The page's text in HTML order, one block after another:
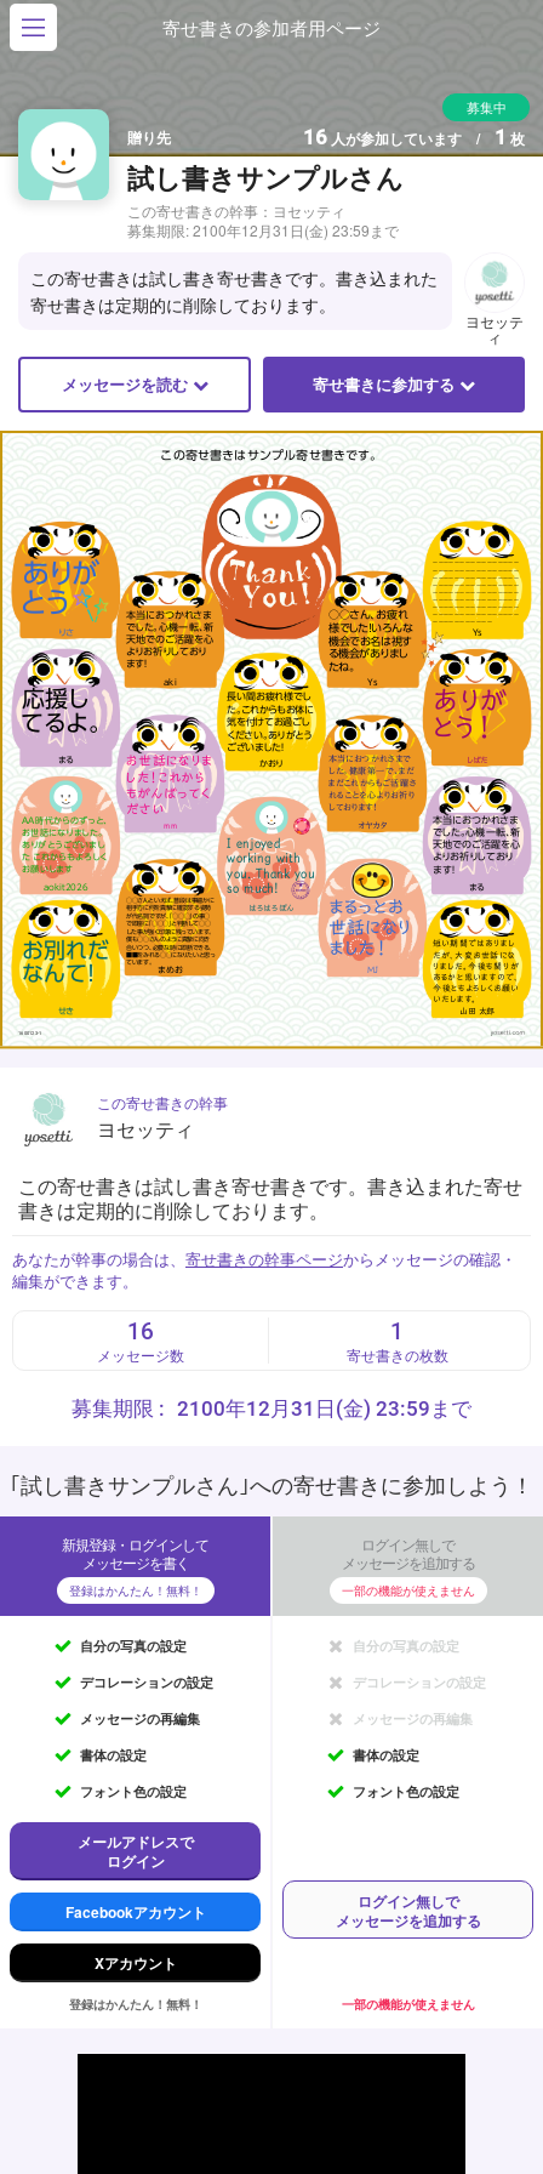
寄せ書きの参加者用ページ
募集中
贈り先
試し書きサンプルさん
この寄せ書きの幹事：ヨセッティ
募集期限:2100年12月31日(金) 23:59まで
16 人が参加しています / 1 枚
この寄せ書きは試し書き寄せ書きです。書き込まれた
寄せ書きは定期的に削除しております。
ヨセッテ
ィ
メッセージを読む 寄せ書きに参加する
この寄せ書きはサンプル寄せ書きです。
短い期間ではありまし
たが、大変お世話にな
りました。今後も関りが
あるかと思いますので、
今後ともよろしくお願い
いたします。
山田 太郎
お別れだ
なんて！
せき
本当におつかれさま
でした。心機一転、新
天地でのご活躍を心
よりお祈りしており
ます！
まる
まるっとお
世話になり
ました！
MJ
◯◯さんといえば、普段は事細かに
相手方に何を真摯に確認する姿勢
が代名詞ですが、「◯◯◯」の事◯
で即座に「◯◯◯」と判断して◯◯
した事が強く印象に残っています。
僕も◯◯さんのように真摯に向き
合いつつ、必要な時に即断できる、
■■をみれる◯◯になりたいと思っ
ています。
まめお
AA時代からのずっと、
お世話になりました。
ありがとうございまし
た これからもよろしく
お願いします
aokit2026
ありが
とう！
しばた
本当におつかれさまで
した。健康第一で、まだ
まだこれからもご活躍さ
れることを心よりお祈り
しております！
オヤカタ
I enjoyed
working with
you. Thank you
so much!
はろはろぽん
お世話になりま
した！これから
もがんばってく
ださい
mm
応援し
てるよ。
まる
～～～～～～～～～～～～～～～～
～～～～～～～～～～～～～～～～
～～～～～～～～～～～～～～～～
～～～～～～～～～～～～～～～～
～～～～～～～～～～～～～～～～
～～～～～～～～～～～～～～～～
～～～～～～～～～～～～～～～～
～～～～～～～～～～～～～～～～
～～～～～～～～～～～
Ys
○○さん、お疲れ
様でした！いろんな
機会でお名は視す
る機会がありまし
たね。
Ys
長い間お疲れ様でし
た。これからもお体に
気を付けてお過ごし
ください。ありがとう
ございました！
かおり
本当におつかれさま
でした。心機一転、新
天地でのご活躍を心
よりお祈りしており
ます！
aki
ありが
とう
りさ
1600123-1
この寄せ書きの幹事
ヨセッティ
この寄せ書きは試し書き寄せ書きです。書き込まれた寄せ
書きは定期的に削除しております。
あなたが幹事の場合は、 寄せ書きの幹事ページからメッセージの確認・
編集ができます。
16
メッセージ数
1
寄せ書きの枚数
募集期限 : 2100年12月31日(金) 23:59まで
｢試し書きサンプルさん｣への寄せ書きに参加しよう！
新規登録・ログインして
メッセージを書く
登録はかんたん！無料！
自分の写真の設定
デコレーションの設定
メッセージの再編集
書体の設定
フォント色の設定
メールアドレスで
ログイン
Facebookアカウント
Xアカウント
登録はかんたん！無料！
ログイン無しで
メッセージを追加する
一部の機能が使えません
自分の写真の設定
デコレーションの設定
メッセージの再編集
書体の設定
フォント色の設定
ログイン無しで
メッセージを追加する
一部の機能が使えません